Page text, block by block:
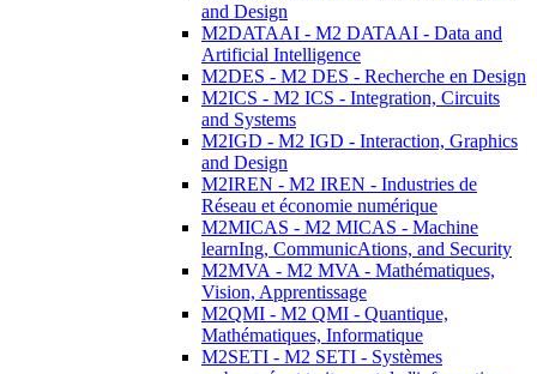
and Design
M2DATAAI - M2 DATAAI - Data and
Artificial Intelligence
M2DES - M2 DES - Recherche en Design
M2ICS - M2 ICS - Integration, Circuits
and Systems
M2IGD - M2 IGD - Interaction, Graphics
and Design
M2IREN - M2 IREN - Industries de
Réseau et économie numérique
M2MICAS - M2 MICAS - Machine
learnIng, CommunicAtions, and Security
M2MVA - M2 MVA - Mathématiques,
Vision, Apprentissage
M2QMI - M2 QMI - Quantique,
Mathématiques, Informatique
M2SETI - M2 SETI - Systèmes